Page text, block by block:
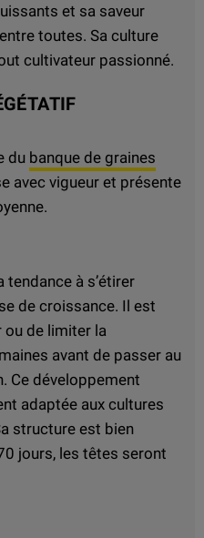
et sa saveur
toutes. Sa culture
cultivateur passionné.
du banque de graines
avec vigueur et présente
tendance à s’étirer
de croissance. Il est
ou de limiter la
avant de passer au
Ce développement
adaptée aux cultures
structure est bien
jours, les têtes seront